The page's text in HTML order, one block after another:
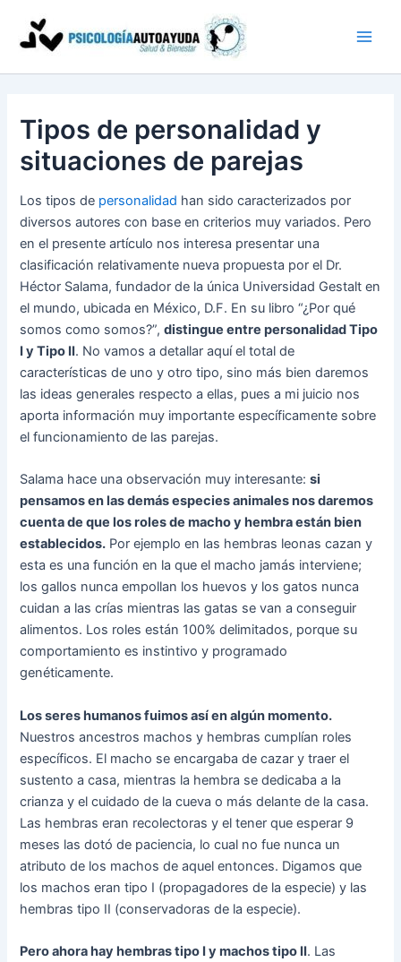
contenido
Tipos de personalidad y
situaciones de parejas
Los tipos de personalidad han sido caracterizados por
diversos autores con base en criterios muy variados. Pero
en el presente artículo nos interesa presentar una
clasificación relativamente nueva propuesta por el Dr.
Héctor Salama, fundador de la única Universidad Gestalt en
el mundo, ubicada en México, D.F. En su libro “¿Por qué
somos como somos?”,distingue entre personalidad Tipo
I y Tipo II. No vamos a detallar aquí el total de
características de uno y otro tipo, sino más bien daremos
las ideas generales respecto a ellas, pues a mi juicio nos
aporta información muy importante específicamente sobre
el funcionamiento de las parejas.
Salama hace una observación muy interesante:si
pensamos en las demás especies animales nos daremos
cuenta de que los roles de macho y hembra están bien
establecidos. Por ejemplo en las hembras leonas cazan y
esta es una función en la que el macho jamás interviene;
los gallos nunca empollan los huevos y los gatos nunca
cuidan a las crías mientras las gatas se van a conseguir
alimentos. Los roles están 100% delimitados, porque su
comportamiento es instintivo y programado
genéticamente.
Los seres humanos fuimos así en algún momento.
Nuestros ancestros machos y hembras cumplían roles
específicos. El macho se encargaba de cazar y traer el
sustento a casa, mientras la hembra se dedicaba a la
crianza y el cuidado de la cueva o más delante de la casa.
Las hembras eran recolectoras y el tener que esperar 9
meses las dotó de paciencia, lo cual no fue nunca un
atributo de los machos de aquel entonces. Digamos que
los machos eran tipo I (propagadores de la especie) y las
hembras tipo II (conservadoras de la especie).
Pero ahora hay hembras tipo I y machos tipo II. Las